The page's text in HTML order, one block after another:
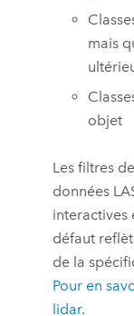
mais
objet
Les filtres
données
interactives
défaut
de la
Pour en
lidar.